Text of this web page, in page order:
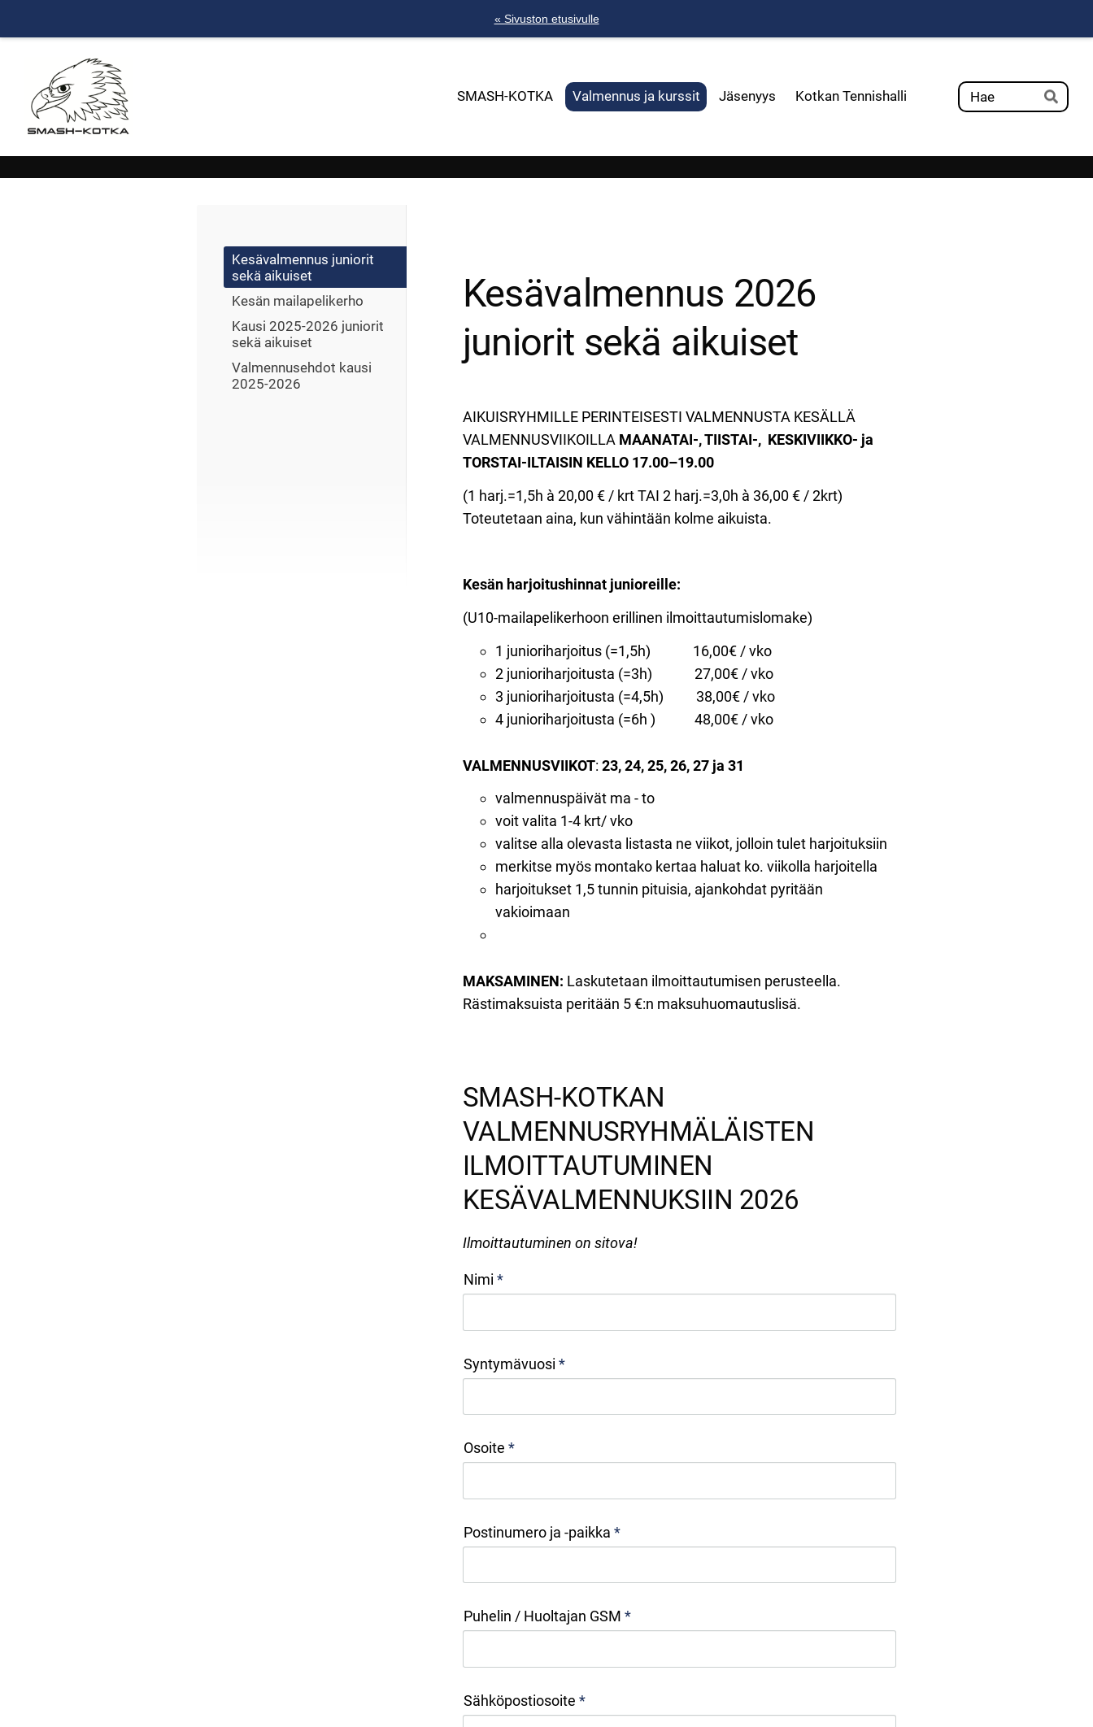
sivun
sisältöön
« Sivuston etusivulle
Smash ry - Suomen suurin mailapeliseura SMASH-KOTKA Valmennus ja kurssit Jäsenyys Kotkan Tennishalli
Hae
Kesävalmennus juniorit
sekä aikuiset
Kesän mailapelikerho
Kausi 2025-2026 juniorit
sekä aikuiset
Valmennusehdot kausi
2025-2026
Kesävalmennus 2026
juniorit sekä aikuiset
AIKUISRYHMILLE PERINTEISESTI VALMENNUSTA KESÄLLÄ
VALMENNUSVIIKOILLA MAANATAI-, TIISTAI-, KESKIVIIKKO- ja
TORSTAI-ILTAISIN KELLO 17.00–19.00
(1 harj.=1,5h à 20,00 € / krt TAI 2 harj.=3,0h à 36,00 € / 2krt)
Toteutetaan aina, kun vähintään kolme aikuista.
Kesän harjoitushinnat junioreille:
(U10-mailapelikerhoon erillinen ilmoittautumislomake)
1 junioriharjoitus (=1,5h) 16,00€ / vko
2 junioriharjoitusta (=3h) 27,00€ / vko
3 junioriharjoitusta (=4,5h) 38,00€ / vko
4 junioriharjoitusta (=6h ) 48,00€ / vko
VALMENNUSVIIKOT: 23, 24, 25, 26, 27 ja 31
valmennuspäivät ma - to
voit valita 1-4 krt/ vko
valitse alla olevasta listasta ne viikot, jolloin tulet harjoituksiin
merkitse myös montako kertaa haluat ko. viikolla harjoitella
harjoitukset 1,5 tunnin pituisia, ajankohdat pyritään
vakioimaan
MAKSAMINEN: Laskutetaan ilmoittautumisen perusteella.
Rästimaksuista peritään 5 €:n maksuhuomautuslisä.
SMASH-KOTKAN
VALMENNUSRYHMÄLÄISTEN
ILMOITTAUTUMINEN
KESÄVALMENNUKSIIN 2026
Ilmoittautuminen on sitova!
Nimi *
Syntymävuosi *
Osoite *
Postinumero ja -paikka *
Puhelin / Huoltajan GSM *
Sähköpostiosoite *